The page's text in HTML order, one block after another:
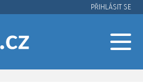
account
menu
PŘIHLÁSIT SE